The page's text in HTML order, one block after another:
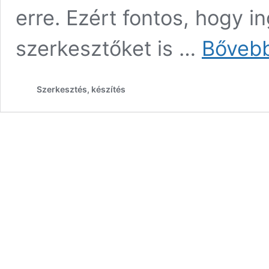
erre. Ezért fontos, hogy
szerkesztőket is …
Szerkesztés, készítés